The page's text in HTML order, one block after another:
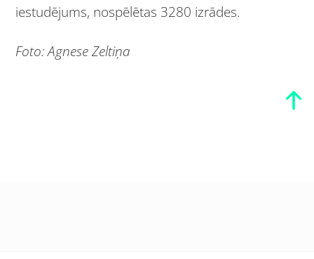
iestudējums, nospēlētas 3280 izrādes.
Foto: Agnese Zeltiņa